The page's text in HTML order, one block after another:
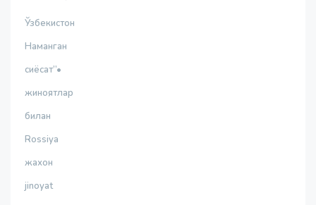
Ўзбекистон
Наманган
сиёсат”•
жиноятлар
билан
Rossiya
жахон
jinoyat